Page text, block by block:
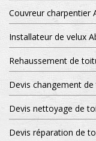
Couvreur charpentier
Installateur de velux
Rehaussement de
Devis changement
Devis nettoyage de
Devis réparation de